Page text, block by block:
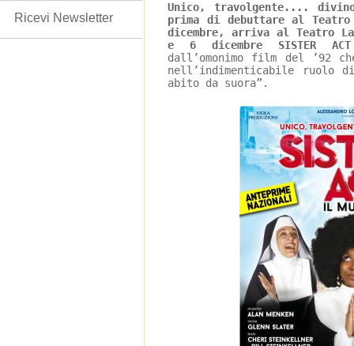
Unico, travolgente....
prima di debuttare al
dicembre, arriva al Teatro
e 6 dicembre SISTER
dall’omonimo film del ’92
nell’indimenticabile ruolo
abito da suora”.
Ricevi Newsletter